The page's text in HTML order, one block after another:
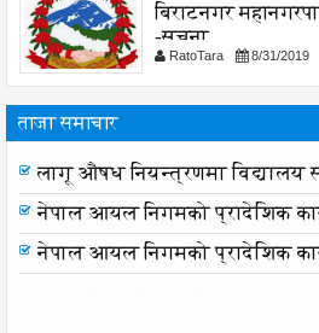
बिराटनगर
-सुचना
RatoTara 8/31/2019
ताजा समाचार
समयमै सार्वजनिक भयो विराटनगर
कार्यान्वयन प्रक्रिया पनि सुरु
लागू औषध नियन्त्रणमा विद्यालय
नेपाल आयल निगमको प्रादेशिक
नेपाल आयल निगमको प्रादेशिक